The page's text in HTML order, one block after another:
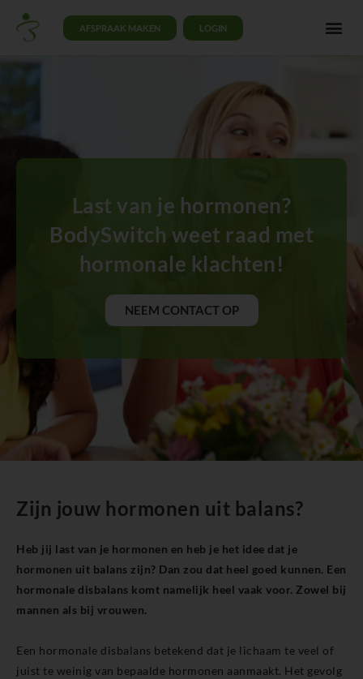
AFSPRAAK MAKEN LOGIN
Last van je hormonen?
BodySwitch weet raad met
hormonale klachten!
NEEM CONTACT OP
Zijn jouw hormonen uit balans?
Heb jij last van je hormonen en heb je het idee dat je
hormonen uit balans zijn? Dan zou dat heel goed kunnen. Een
hormonale disbalans komt namelijk heel vaak voor. Zowel bij
mannen als bij vrouwen.
Een hormonale disbalans betekend dat je lichaam te veel of
juist te weinig van bepaalde hormonen aanmaakt. Het gevolg